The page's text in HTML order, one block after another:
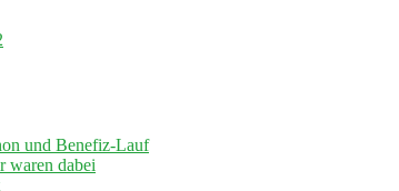
und Benefiz-Lauf
waren dabei